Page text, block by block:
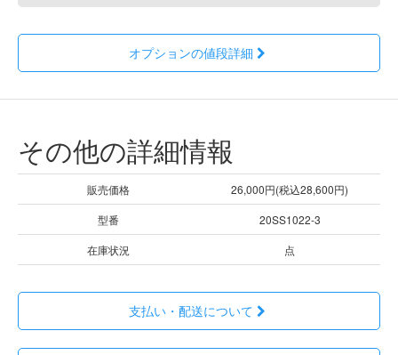
オプションの値段詳細
その他の詳細情報
販売価格
26,000円(税込28,600円)
型番
20SS1022-3
在庫状況
点
支払い・配送について